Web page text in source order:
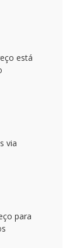
está
via
para